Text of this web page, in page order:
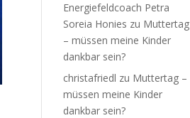
Energiefeldcoach Petra
Soreia Honies zu Muttertag
– müssen meine Kinder
dankbar sein?
christafriedl zu Muttertag –
müssen meine Kinder
dankbar sein?